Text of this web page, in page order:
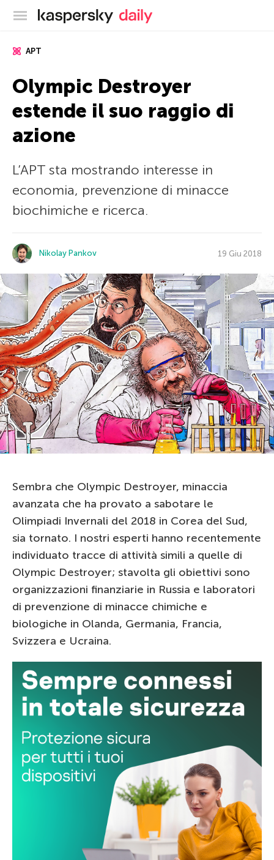
Blog ufficiale di Kaspersky
APT
Olympic Destroyer
estende il suo raggio di
azione
L’APT sta mostrando interesse in
economia, prevenzione di minacce
biochimiche e ricerca.
Nikolay Pankov 19 Giu 2018
Sembra che Olympic Destroyer, minaccia
avanzata che ha provato a sabotare le
Olimpiadi Invernali del 2018 in Corea del Sud,
sia tornato. I nostri esperti hanno recentemente
individuato tracce di attività simili a quelle di
Olympic Destroyer; stavolta gli obiettivi sono
organizzazioni finanziarie in Russia e laboratori
di prevenzione di minacce chimiche e
biologiche in Olanda, Germania, Francia,
Svizzera e Ucraina.